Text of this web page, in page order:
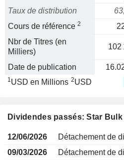
Taux de distribution
Cours de référence 2
Nbr de Titres (en
Milliers)
102
Date de publication
1USD en Millions 2USD
Dividendes passés: Star
12/06/2026
Détachement de
09/03/2026
Détachement de